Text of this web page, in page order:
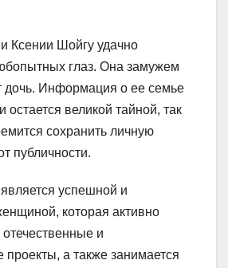
Ксении Шойгу удачно
глаз. Она замужем
дочь. Информация о ее семье
остается великой тайной, так
сохранить личную
публичности.
успешной и
которая активно
и
а также занимается